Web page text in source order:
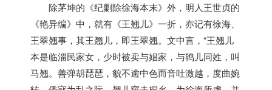
除茅坤的《纪剿除徐海本末》外，明人王世贞的
《艳异编》中，就有《王翘儿》一折，亦记有徐海、
王翠翘事，其王翘儿，即王翠翘。文中言，“王翘儿
本是临淄民家女，少时被卖与娼家，与鸨儿同姓，叫
马翘。善弹胡琵琶，貌不逾中色而音吐激越，度曲婉